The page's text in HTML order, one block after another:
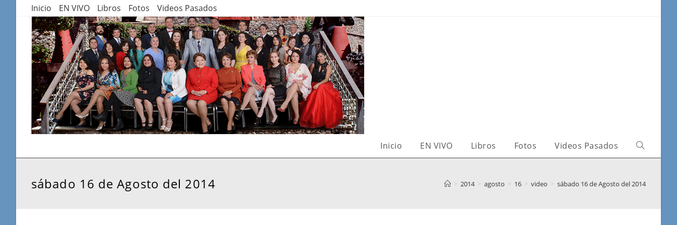
contenido
Inicio EN VIVO Libros Fotos Videos Pasados
Inicio EN VIVO Libros Fotos Videos Pasados
sábado 16 de Agosto del 2014 > 2014 > agosto > 16 > video > sábado 16 de Agosto del 2014